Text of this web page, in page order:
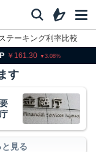
テーキング利率比較
す
見る